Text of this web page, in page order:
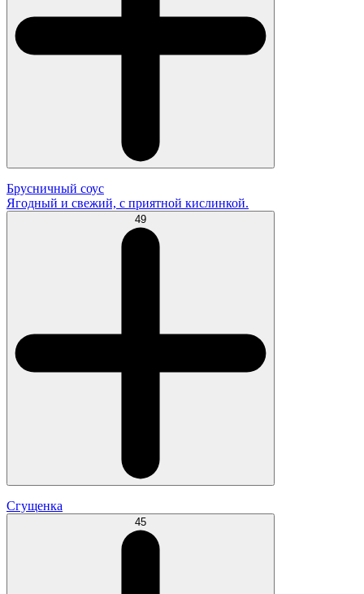
Брусничный соус
Ягодный и свежий, с приятной кислинкой.
49
Сгущенка
45